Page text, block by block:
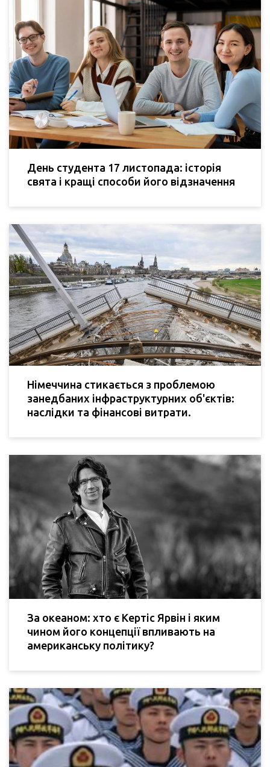
День студента 17 листопада: історія
свята і кращі способи його відзначення
Німеччина стикається з проблемою
занедбаних інфраструктурних об'єктів:
наслідки та фінансові витрати.
За океаном: хто є Кертіс Ярвін і яким
чином його концепції впливають на
американську політику?